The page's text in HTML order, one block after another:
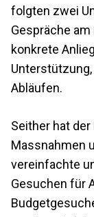
folgten zwei
Gespräche
konkrete
Abläufen.
Seither hat
Massnahmen
vereinfachte
Gesuchen für